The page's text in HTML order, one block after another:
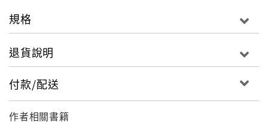
規格
退貨說明
付款/配送
作者相關書籍